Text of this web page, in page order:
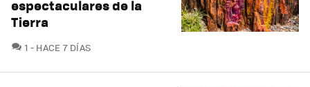
espectaculares de la
Tierra
1 COMENTARIOS
HACE 7 DÍAS